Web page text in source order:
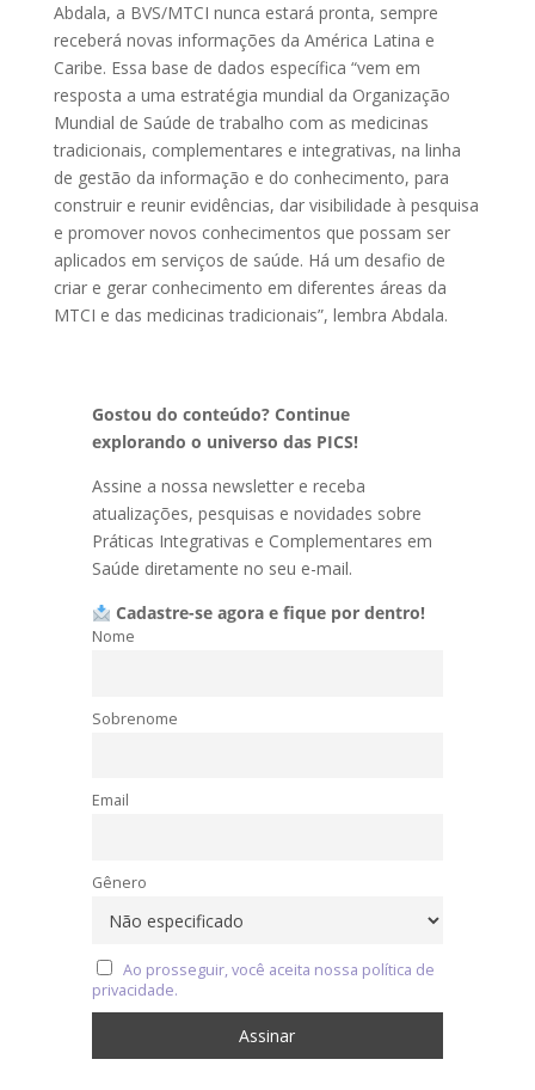
Abdala, a BVS/MTCI nunca estará pronta, sempre
receberá novas informações da América Latina e
Caribe. Essa base de dados específica “vem em
resposta a uma estratégia mundial da Organização
Mundial de Saúde de trabalho com as medicinas
tradicionais, complementares e integrativas, na linha
de gestão da informação e do conhecimento, para
construir e reunir evidências, dar visibilidade à pesquisa
e promover novos conhecimentos que possam ser
aplicados em serviços de saúde. Há um desafio de
criar e gerar conhecimento em diferentes áreas da
MTCI e das medicinas tradicionais”, lembra Abdala.
Gostou do conteúdo? Continue
explorando o universo das PICS!
Assine a nossa newsletter e receba
atualizações, pesquisas e novidades sobre
Práticas Integrativas e Complementares em
Saúde diretamente no seu e-mail.
Cadastre-se agora e fique por dentro!
Nome
Sobrenome
Email
Gênero
Ao prosseguir, você aceita nossa política de
privacidade.